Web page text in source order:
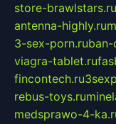
store-brawlstars.ru
antenna-highly.ru
3-sex-porn.ruban-
viagra-tablet.ru
fincontech.ru
rebus-toys.ru
medsprawo-4-